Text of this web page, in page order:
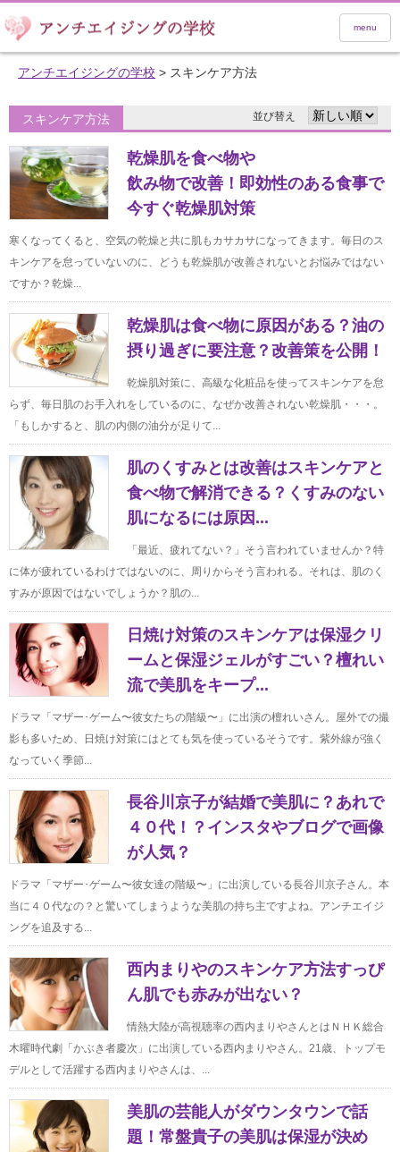
menu
アンチエイジングの学校 > スキンケア方法
スキンケア方法 並び替え
乾燥肌を食べ物や
飲み物で改善！即効性のある食事で
今すぐ乾燥肌対策
寒くなってくると、空気の乾燥と共に肌もカサカサになってきます。毎日のス
キンケアを怠っていないのに、どうも乾燥肌が改善されないとお悩みではない
ですか？乾燥...
乾燥肌は食べ物に原因がある？油の
摂り過ぎに要注意？改善策を公開！
乾燥肌対策に、高級な化粧品を使ってスキンケアを怠
らず、毎日肌のお手入れをしているのに、なぜか改善されない乾燥肌・・・。
「もしかすると、肌の内側の油分が足りて...
肌のくすみとは改善はスキンケアと
食べ物で解消できる？くすみのない
肌になるには原因...
「最近、疲れてない？」そう言われていませんか？特
に体が疲れているわけではないのに、周りからそう言われる。それは、肌のく
すみが原因ではないでしょうか？肌の...
日焼け対策のスキンケアは保湿クリ
ームと保湿ジェルがすごい？檀れい
流で美肌をキープ...
ドラマ「マザー･ゲーム〜彼女たちの階級〜」に出演の檀れいさん。屋外での撮
影も多いため、日焼け対策にはとても気を使っているそうです。紫外線が強く
なっていく季節...
長谷川京子が結婚で美肌に？あれで
４０代！？インスタやブログで画像
が人気？
ドラマ「マザー･ゲーム〜彼女達の階級〜」に出演している長谷川京子さん。本
当に４０代なの？と驚いてしまうような美肌の持ち主ですよね。アンチエイジ
ングを追及する...
西内まりやのスキンケア方法すっぴ
ん肌でも赤みが出ない？
情熱大陸が高視聴率の西内まりやさんとはＮＨＫ総合
木曜時代劇「かぶき者慶次」に出演している西内まりやさん。21歳、トップモ
デルとして活躍する西内まりやさんは、...
美肌の芸能人がダウンタウンで話
題！常盤貴子の美肌は保湿が決め